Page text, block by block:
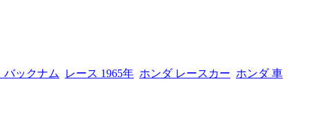
バックナム レース 1965年 ホンダ レースカー ホンダ 車